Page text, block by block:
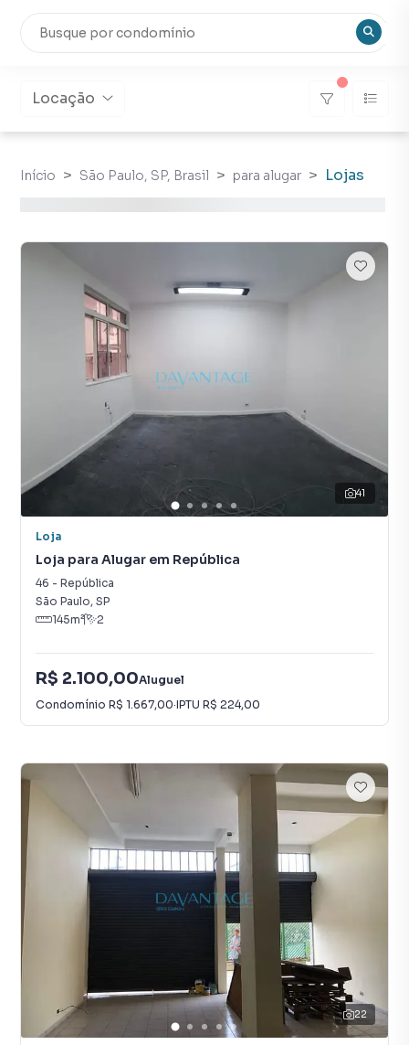
Locação
Início São Paulo, SP, Brasil para alugar Lojas
41
Loja
Loja para Alugar em República
46 - República
São Paulo, SP
145m² 2
R$ 2.100,00Aluguel
Condomínio R$ 1.667,00·IPTU R$ 224,00
22